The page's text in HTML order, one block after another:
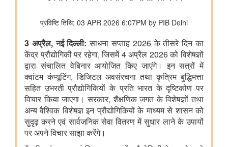
पर पेटेंट और ट्रेडमार्क एजेंट परीक्षा 2027 के लिए संभावित कार्यक्रम घोषित
संचार मंत्रालय
प्रधान संचार लेखा नियंत्रक कार्यालय, दिल्ली ने पेंशन अदालत का
सफलतापूर्वक आयोजन किया
संस्‍कृति मंत्रालय
भारत की अमूर्त सांस्कृतिक विरासत का संरक्षण
कम-प्रसिद्ध पर्यटन स्थलों में सांस्कृतिक विरासत और पर्यटन